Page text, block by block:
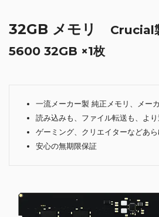
32GB メモリ
Crucial
5600 32GB ×1枚
一流メーカー製 純正メモリ、メー
読み込みも、ファイル転送も、より
ゲーミング、クリエイターなどあ
安心の無期限保証